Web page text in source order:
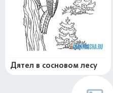
Дятел в сосновом лесу